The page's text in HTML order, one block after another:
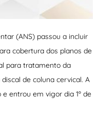
(ANS) passou a incluir
cobertura dos planos de
para tratamento da
de coluna cervical. A
entrou em vigor dia 1º de